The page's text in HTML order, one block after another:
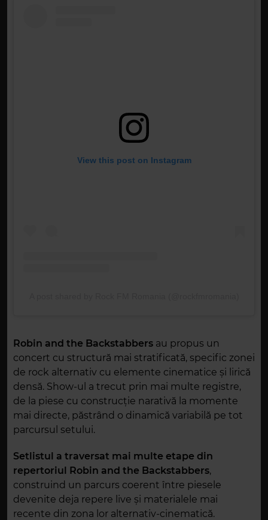
View this post on Instagram
Robin and the Backstabbers au propus un
concert cu structură mai stratificată, specific zonei
de rock alternativ cu elemente cinematice și lirică
densă. Show-ul a trecut prin mai multe registre,
de la piese cu construcție narativă la momente
mai directe, păstrând o dinamică variabilă pe tot
parcursul setului.
Setlistul a traversat mai multe etape din
repertoriul Robin and the Backstabbers,
construind un parcurs coerent între piesele
devenite deja repere live și materialele mai
recente din zona lor alternativ-cinematică.